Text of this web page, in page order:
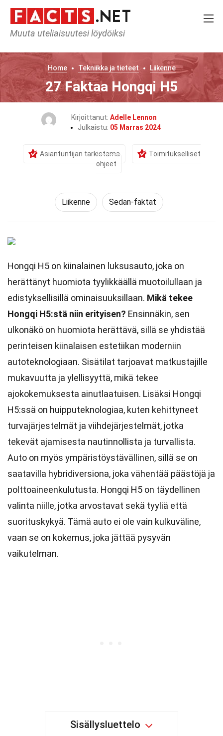
Muuta uteliaisuutesi löydöiksi
Home Tekniikka ja tieteet Liikenne
27 Faktaa Hongqi H5
Kirjoittanut: Adelle Lennon
Julkaistu: 05 Marras 2024
Asiantuntijan tarkistama
Toimitukselliset
ohjeet
Liikenne Sedan-faktat
Hongqi H5 on kiinalainen luksusauto, joka on
herättänyt huomiota tyylikkäällä muotoilullaan ja
edistyksellisillä ominaisuuksillaan. Mikä tekee
Hongqi H5:stä niin erityisen? Ensinnäkin, sen
ulkonäkö on huomiota herättävä, sillä se yhdistää
perinteisen kiinalaisen estetiikan moderniin
autoteknologiaan. Sisätilat tarjoavat matkustajille
mukavuutta ja ylellisyyttä, mikä tekee
ajokokemuksesta ainutlaatuisen. Lisäksi Hongqi
H5:ssä on huipputeknologiaa, kuten kehittyneet
turvajärjestelmät ja viihdejärjestelmät, jotka
tekevät ajamisesta nautinnollista ja turvallista.
Auto on myös ympäristöystävällinen, sillä se on
saatavilla hybridiversiona, joka vähentää päästöjä ja
polttoaineenkulutusta. Hongqi H5 on täydellinen
valinta niille, jotka arvostavat sekä tyyliä että
suorituskykyä. Tämä auto ei ole vain kulkuväline,
vaan se on kokemus, joka jättää pysyvän
vaikutelman.
Sisällysluettelo